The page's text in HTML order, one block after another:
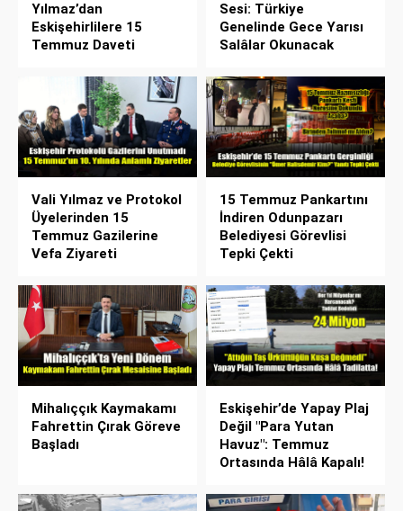
Yılmaz’dan
Eskişehirlilere 15
Temmuz Daveti
Sesi: Türkiye
Genelinde Gece Yarısı
Salâlar Okunacak
Vali Yılmaz ve Protokol
Üyelerinden 15
Temmuz Gazilerine
Vefa Ziyareti
15 Temmuz Pankartını
İndiren Odunpazarı
Belediyesi Görevlisi
Tepki Çekti
Mihalıççık Kaymakamı
Fahrettin Çırak Göreve
Başladı
Eskişehir’de Yapay Plaj
Değil "Para Yutan
Havuz": Temmuz
Ortasında Hâlâ Kapalı!